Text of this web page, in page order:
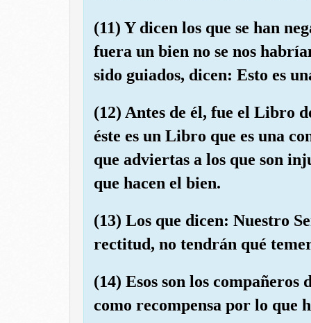
(11) Y dicen los que se han
fuera un bien no se nos
sido guiados, dicen: Esto es
(12) Antes de él, fue el Libro
éste es un Libro que es una
que adviertas a los que son
que hacen el bien.
(13) Los que dicen: Nuestro
rectitud, no tendrán qué
(14) Esos son los
como recompensa por lo que